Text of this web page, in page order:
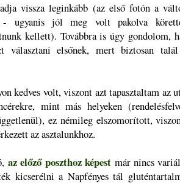
vissza leginkább (az első fotón a
- ugyanis jól meg volt pakolva
kellett). Továbbra is úgy gondolom,
választani elsőnek, mert biztosan
kedves volt, viszont azt tapasztaltam az
mint más helyeken
ez némileg elszomorított,
az asztalunkhoz.
az előző poszthoz képest már nincs
kicserélni a Napfényes tál